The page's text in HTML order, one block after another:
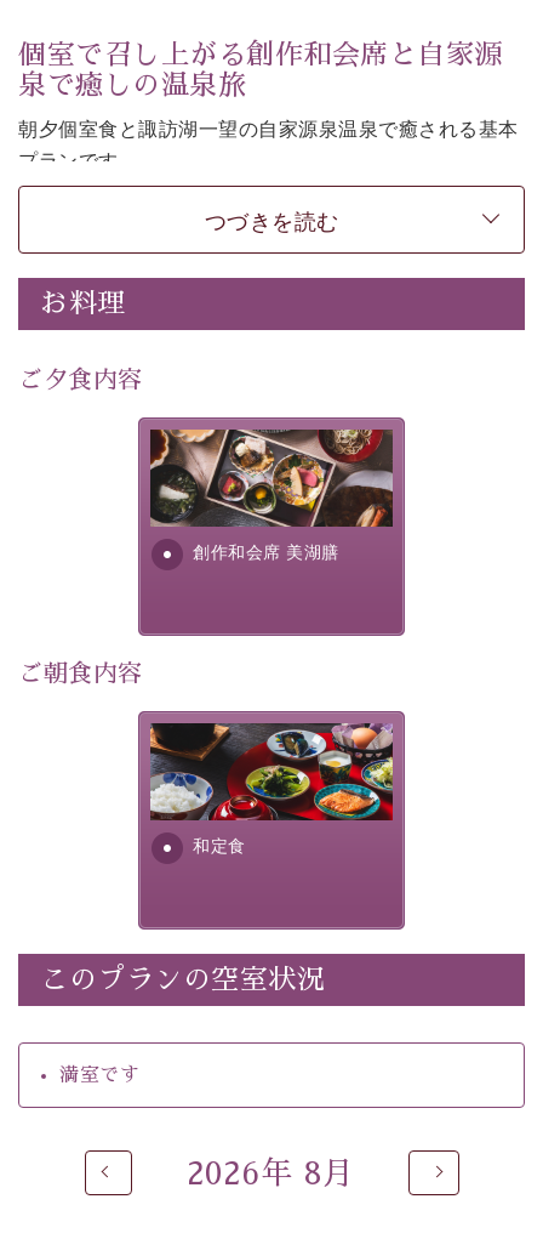
個室で召し上がる創作和会席と自家源
泉で癒しの温泉旅
朝夕個室食と諏訪湖一望の自家源泉温泉で癒される基本
プランです。
諏訪湖を眺めながら幽玄な装飾の館内で静かに寛いでお
-----------【安心への取り組み】----------
個室料亭、貸切風呂のご利用が可能な上、 安心安全にご
滞在いただけるよう
30項目以上からなる独自の衛生・消毒プログラムの基、
徹底した衛生管理を行っております。
---------------------------------------------
・朝夕個室料亭で個室食
・諏訪大社4社を巡る無料参拝バス（事前予約制）
・館内着をご用意
・環境に配慮したアメニティをご用意
・館内フリーWi-Fi
・チェックイン15時、チェックアウト10時
・朝夕個室料亭で個室食
・夕食は地産地消の創作和会席 美湖膳（二十四節気と
・朝食はこだわりの味噌汁をはじめとした和定食
【温泉】
自家源泉「美翠源泉」は酸化の進みが遅く新鮮で若返り
の効果が高い、極めて希有な源泉です。身も心も癒され
るご入浴をお愉しみください。
■お座敷風呂（大浴場）
用。 足元が柔らかく、そして滑りにくい畳のお風呂で
つづきを読む
お料理
ご夕食内容
創作和会席 美湖膳
美湖膳とは諏訪の地で特別を
提供する為に料理長・神原 裕
明が考え出した創作和会席で
す。美しい諏訪湖の幸...
ご朝食内容
和定食
さっぱりとした和食膳に使わ
れる食材は、諏訪の名産品を
ふんだんに取り入れ、安心・
安全を心掛けた長野県産...
このプランの空室状況
満室です
2026年 8月